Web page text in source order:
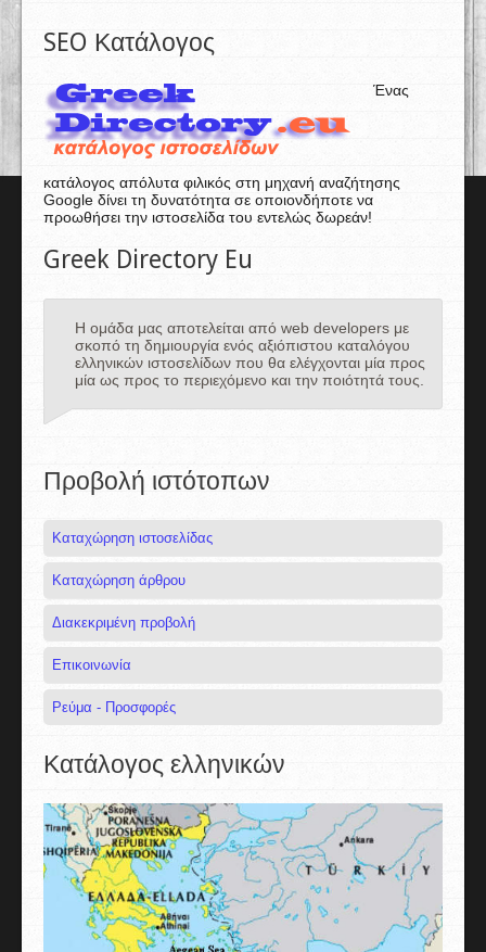
SEO Κατάλογος
Ένας
κατάλογος απόλυτα φιλικός στη μηχανή αναζήτησης
Google δίνει τη δυνατότητα σε οποιονδήποτε να
προωθήσει την ιστοσελίδα του εντελώς δωρεάν!
Greek Directory Eu
Η ομάδα μας αποτελείται από web developers με
σκοπό τη δημιουργία ενός αξιόπιστου καταλόγου
ελληνικών ιστοσελίδων που θα ελέγχονται μία προς
μία ως προς το περιεχόμενο και την ποιότητά τους.
Προβολή ιστότοπων
Καταχώρηση ιστοσελίδας
Καταχώρηση άρθρου
Διακεκριμένη προβολή
Επικοινωνία
Ρεύμα - Προσφορές
Κατάλογος ελληνικών